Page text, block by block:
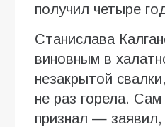
получил четыре
Станислава
виновным в
незакрытой
не раз горела. Сам
признал — заявил,